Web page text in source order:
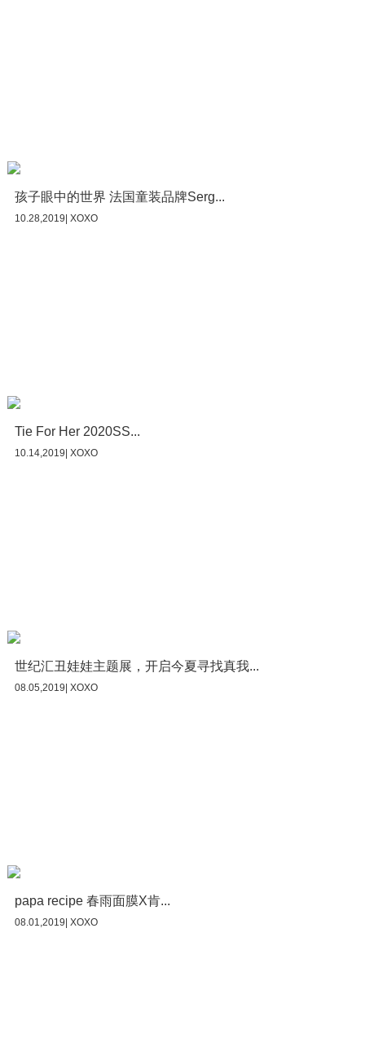
孩子眼中的世界 法国童装品牌Serg...
10.28,2019| XOXO
Tie For Her 2020SS...
10.14,2019| XOXO
世纪汇丑娃娃主题展，开启今夏寻找真我...
08.05,2019| XOXO
papa recipe 春雨面膜X肯...
08.01,2019| XOXO